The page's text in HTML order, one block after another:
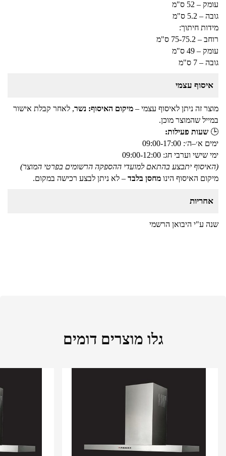
עומק – 52 ס"מ
גובה – 5.2 ס"מ
מידות חיתוך:
רוחב – 75-75.2 ס"מ
עומק – 49 ס"מ
גובה – 7 ס"מ
איסוף עצמי
מוצר זה ניתן לאיסוף עצמי – מיקום האיסוף: נשר, לאחר קבלת אישור
במייל שהמוצר מוכן.
🕒 שעות פעילות:
ימים א׳–ה׳: 09:00-17:00
ימי שישי וערבי חג: 09:00-12:00
(האיסוף יתבצע בהתאם למועדי ההספקה הרשומים בפרטי המוצר)
מיקום האיסוף הינו מחסן בלבד – לא ניתן לבצע רכישה במקום.
אחריות
שנה ע"י היבואן הרשמי
גלו מוצרים דומים